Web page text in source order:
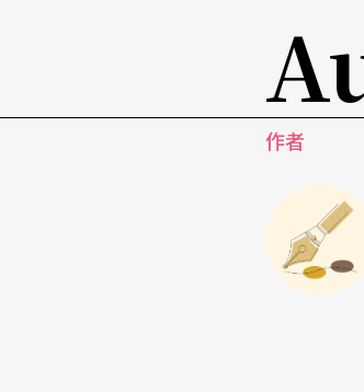
翻開劇場的節目單和紀念冊，
頭，在訴說著中國芭蕾在新世
從的「睡美人」，成了這部頗
被動的狀況，並不是張藝謀、
作者